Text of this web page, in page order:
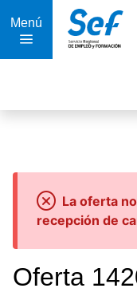
Menú
La oferta
recepción de
Oferta